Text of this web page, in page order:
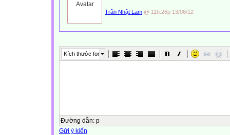
Trần Nhật Lam @ 11h:26p 13/06/12
Kích thước font
Đường dẫn: p
Gửi ý kiến